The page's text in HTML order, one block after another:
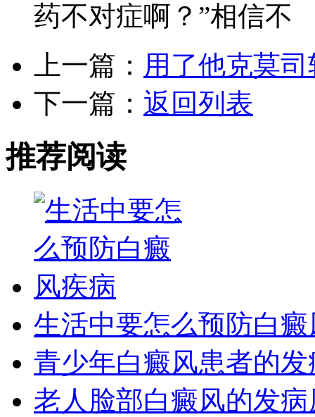
药不对症啊？”相信不
上一篇： 用了他克莫
下一篇： 返回列表
推荐阅读
生活中要怎么预防白
青少年白癜风患者的
老人脸部白癜风的发